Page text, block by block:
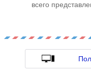
всего